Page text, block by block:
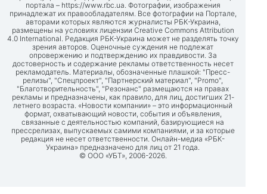
портала – https://www.rbc.ua. Фотографии, изображения
принадлежат их правообладателям. Все фотографии на Портале,
авторами которых являются журналисты РБК-Украина,
размещены на условиях лицензии Creative Commons Attribution
4.0 International. Редакция РБК-Украина может не разделять точку
зрения авторов. Оценочные суждения не подлежат
опровержению и подтверждению их правдивости. За
достоверность и содержание рекламы ответственность несет
рекламодатель. Материалы, обозначенные плашкой: "Пресс-
релизы", "Спецпроект", "Партнерский материал", "Promo",
"Благотворительность", "Резонанс" размещаются на правах
рекламы и предназначены, как правило, для лиц, достигших 21-
летнего возраста. «Новости компании» – это информационный
формат, охватывающий новости, события и объявления,
связанные с деятельностью компаний, базирующиеся на
прессрелизах, выпускаемых самими компаниями, и за которые
редакция не несет ответственности. Онлайн-медиа «РБК-
Украина» предназначено для лиц от 21 года.
© ООО «УБТ», 2006-2026.